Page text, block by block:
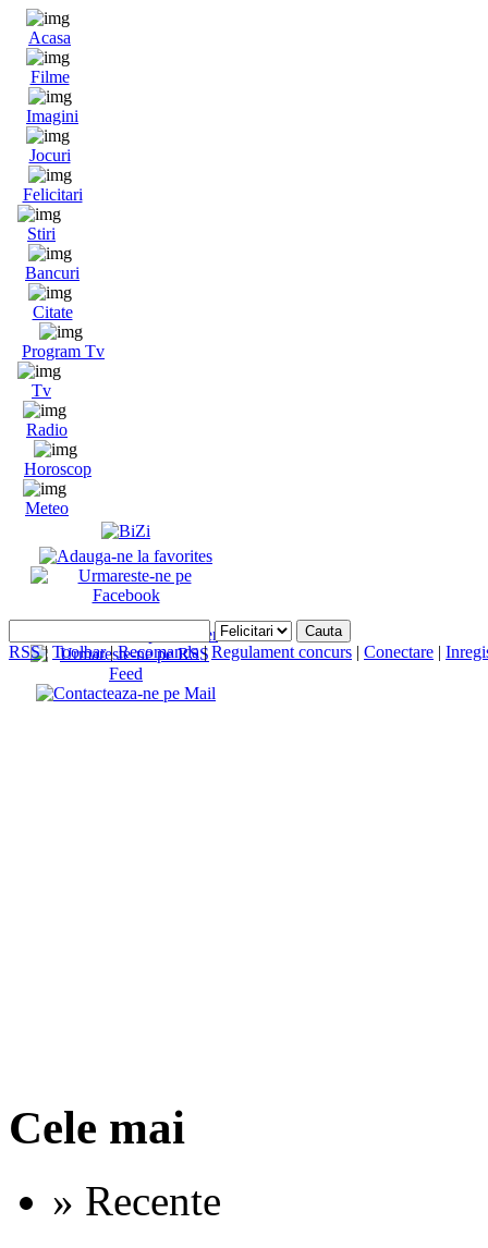
Acasa
Filme
Imagini
Jocuri
Felicitari
Stiri
Bancuri
Citate
Program Tv
Tv
Radio
Horoscop
Meteo
RSS| Toolbar|Recomanda|Regulament concurs | Conectare |
Cele mai
» Recente